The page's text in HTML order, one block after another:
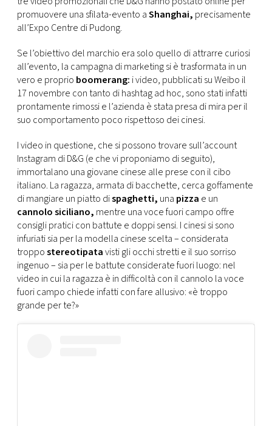
CONSIGLIA
promuovere una sfilata-evento aShanghai, precisamente
all’Expo Centre di Pudong.
Se l’obiettivo del marchio era solo quello di attrarre curiosi
all’evento, la campagna di marketing si è trasformata in un
vero e proprio boomerang: i video, pubblicati su Weibo il
17 novembre con tanto di hashtag ad hoc, sono stati infatti
prontamente rimossi e l’azienda è stata presa di mira per il
suo comportamento poco rispettoso dei cinesi.
I video in questione, che si possono trovare sull’account
Instagram di D&G (e che vi proponiamo di seguito),
immortalano una giovane cinese alle prese con il cibo
italiano. La ragazza, armata di bacchette, cerca goffamente
di mangiare un piatto dispaghetti, una pizza e un
cannolo siciliano, mentre una voce fuori campo offre
consigli pratici con battute e doppi sensi. I cinesi si sono
infuriati sia per la modella cinese scelta – considerata
troppostereotipatavisti gli occhi stretti e il suo sorriso
ingenuo – sia per le battute considerate fuori luogo: nel
video in cui la ragazza è in difficoltà con il cannolo la voce
fuori campo chiede infatti con fare allusivo: «è troppo
grande per te?»